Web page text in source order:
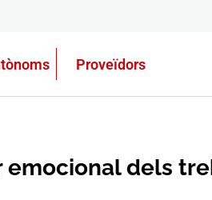
Proveïdors
emocional dels